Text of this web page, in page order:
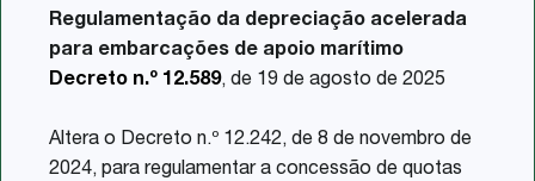
Regulamentação da depreciação acelerada
para embarcações de apoio marítimo
Decreto n.º 12.589, de 19 de agosto de 2025
Altera o Decreto n.º 12.242, de 8 de novembro de
2024, para regulamentar a concessão de quotas